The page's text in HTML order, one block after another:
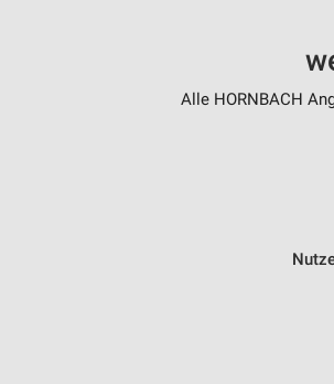
Alle HORNBACH